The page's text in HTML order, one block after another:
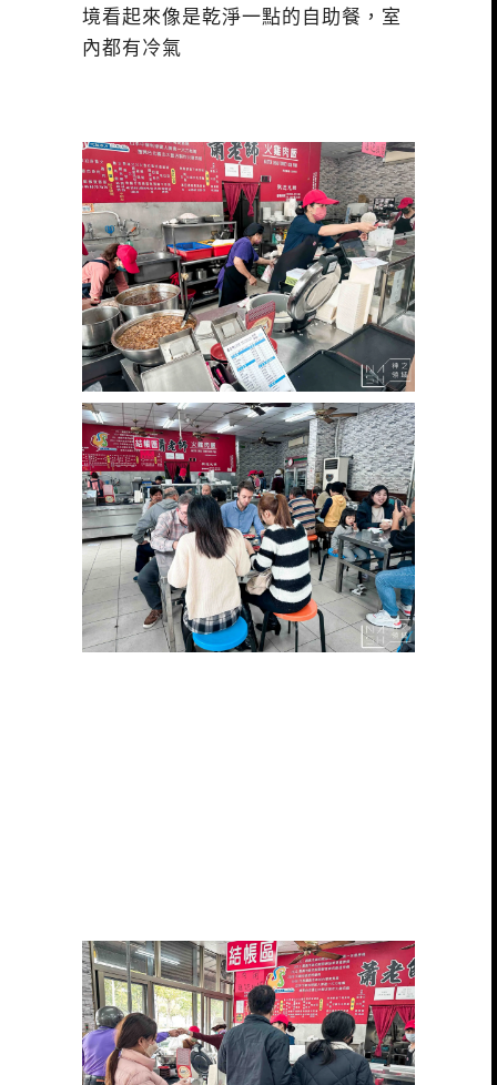
境看起來像是乾淨一點的自助餐，室
內都有冷氣